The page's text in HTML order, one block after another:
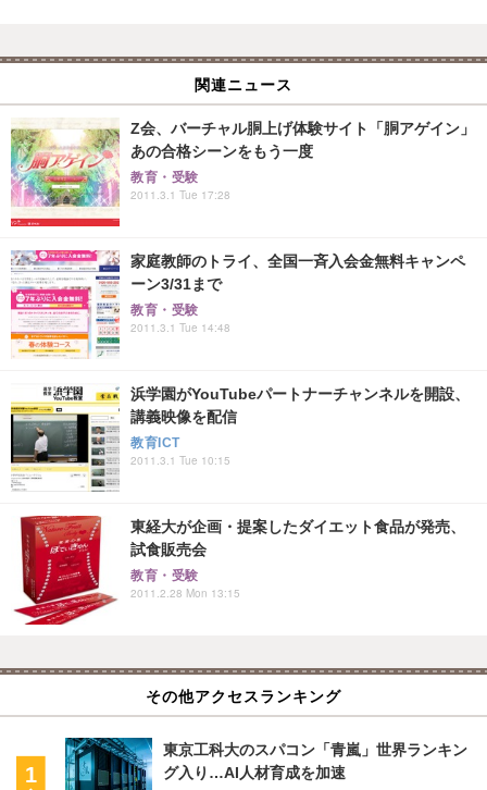
関連ニュース
Z会、バーチャル胴上げ体験サイト「胴アゲイン」
あの合格シーンをもう一度
教育・受験
2011.3.1 Tue 17:28
家庭教師のトライ、全国一斉入会金無料キャンペ
ーン3/31まで
教育・受験
2011.3.1 Tue 14:48
浜学園がYouTubeパートナーチャンネルを開設、
講義映像を配信
教育ICT
2011.3.1 Tue 10:15
東経大が企画・提案したダイエット食品が発売、
試食販売会
教育・受験
2011.2.28 Mon 13:15
その他アクセスランキング
東京工科大のスパコン「青嵐」世界ランキン
グ入り…AI人材育成を加速